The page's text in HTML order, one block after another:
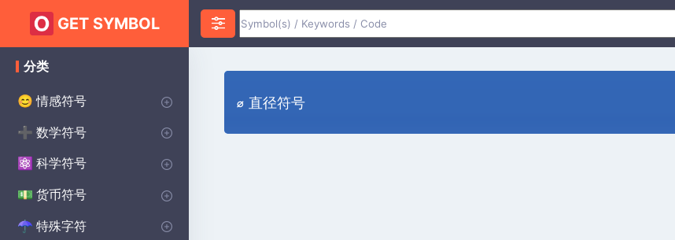
GET SYMBOL
⌀ 直径符号
分类
😊 情感符号
♥ 心脏符号
❤️ 爱符号
😡 愤怒符号
😰 焦虑符号
😀 快乐的符号
😰 悲伤的符号
😲 惊喜符号
😨 恐惧符号
😊 笑脸符号
💌 誓约符号
🔴 祝您好运符号
➕ 数学符号
♾️ 无限符号
∑ 代数符号
⌀ 几何符号
π PI符号
Δ 三角洲符号
√ 平方根符号
α alpha符号
> 大于符号
< 小于符号
Σ Sigma符号
± 加上减去符号
÷ 分隔符号
λ lambda符号
P(A)统计符号
∑ 求和符号
⚛️ 科学符号
Ac 化学符号
β 物理符号
Θ theta符号
° 学位符号
Ω 欧米茄符号
⚯ 生物学符号
💵 货币符号
$ 主要世界货币
¢ 美分符号
£ 磅货币符号
¥ 日本日元货币符号
☂︎ 特殊字符